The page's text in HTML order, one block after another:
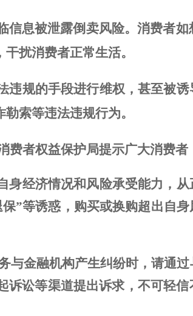
信息被泄露倒卖风险。消费者如
扰消费者正常生活。
违规的手段进行维权，甚至被诱
索等违法违规行为。
费者权益保护局提示广大消费者
身经济情况和风险承受能力， 从
保”等诱惑，购买或换购超出自
与金融机构产生纠纷时，请通过
讼等渠道提出诉求，不可轻信